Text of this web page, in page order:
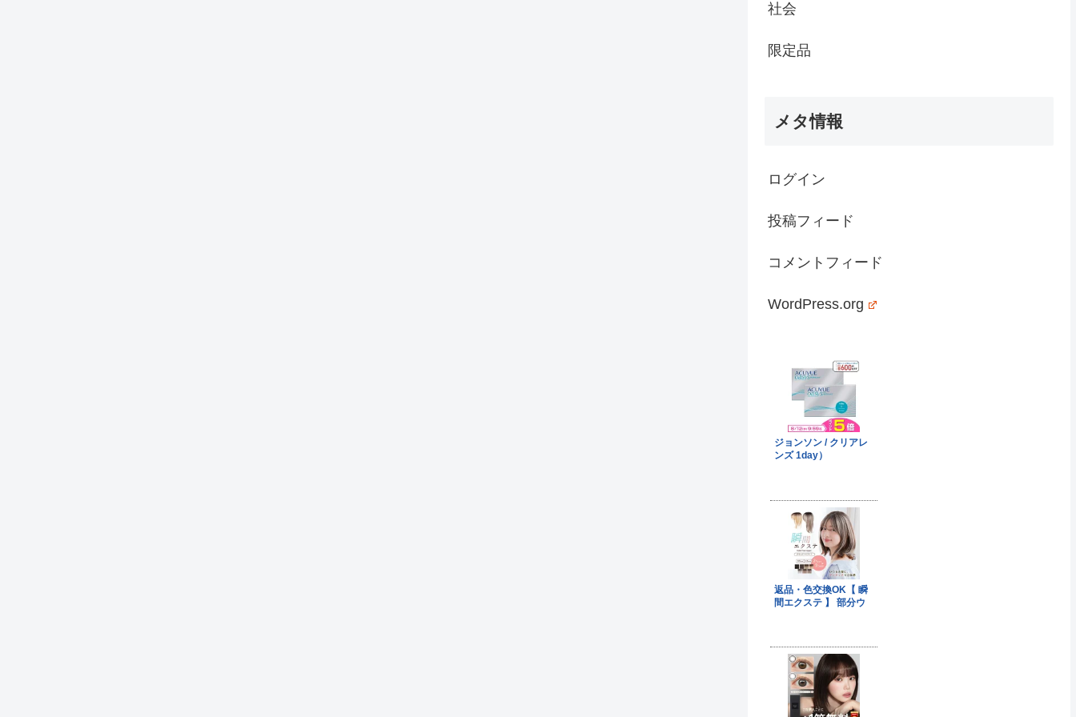
社会
限定品
メタ情報
ログイン
投稿フィード
コメントフィード
WordPress.org